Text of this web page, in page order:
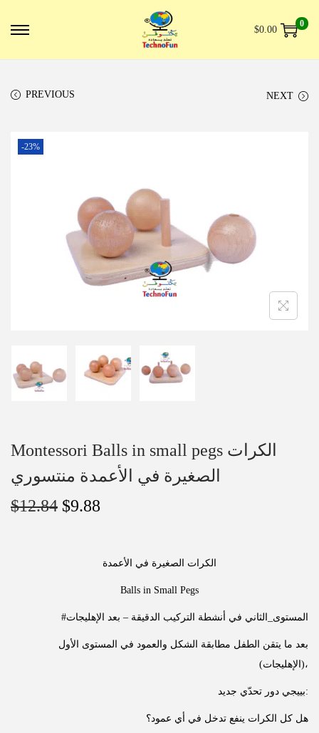
$0.00
0
PREVIOUS NEXT
-23%
Montessori Balls in small pegs الكرات
الصغيرة في الأعمدة منتسوري
$12.84 $9.88
الكرات الصغيرة في الأعمدة
Balls in Small Pegs
#المستوى_الثاني في أنشطة التركيب الدقيقة – بعد الإهليجات
بعد ما يتقن الطفل مطابقة الشكل والعمود في المستوى الأول
(الإهليجات)،
بييجي دور تحدّي جديد:
هل كل الكرات ينفع تدخل في أي عمود؟